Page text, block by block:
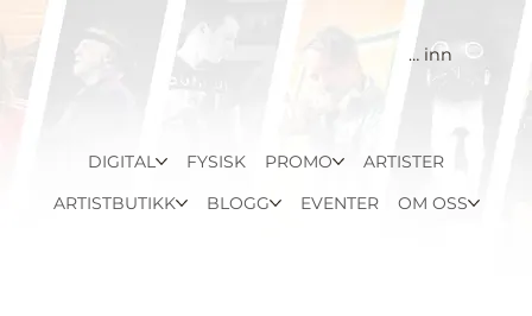
Logg inn
DIGITAL FYSISK PROMO
ARTISTER
ARTISTBUTIKK
BLOGG EVENTER OM OSS